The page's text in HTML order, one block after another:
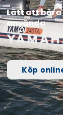
Köp
Lätt att
använda